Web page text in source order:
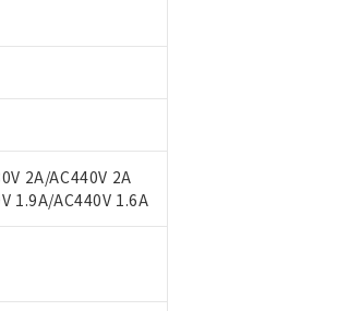
2A/AC440V 2A
1.9A/AC440V 1.6A
たはお客様担当のオムロン制御機器販売店・
トワーク
」をご確認ください。
三者に漏洩または開示しないようお願いしま
ただくには、I-Webメンバーズにご登録され
あります。
ことを示します。
ることを示します。
ポリ臭化ジフェニルエーテル類) : 1000ppm、
、 BBP(フタル酸ブチルベンジル) : 1000ppm、
を示します。
、環境に深刻な影響を及ぼさない年数を意
易法に定める商品（以下｢規制貨物等」とい
兵器またはその他武器並びにこれらの製造装
および3の内容を当該第三者に通知します。
輸出するおそれがある場合は、取り引きをい
引先、またはお客様担当のオムロン制御